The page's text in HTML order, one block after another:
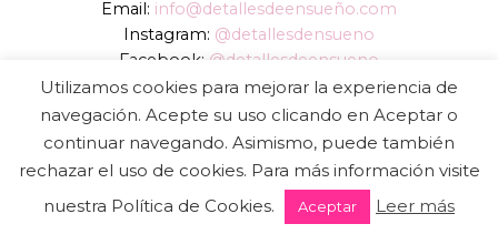
Email: info@detallesdeensueño.com
Instagram: @detallesdensueno
Facebook: @detallesdeensueno
TikTok: @detallesdensueno
Página web:www.detallesdeensueño.com
Copyright 2026 © DIGALOWEB.COM
Utilizamos cookies para mejorar la experiencia de
navegación. Acepte su uso clicando en Aceptar o
continuar navegando. Asimismo, puede también
rechazar el uso de cookies. Para más información visite
nuestra Política de Cookies.
Aceptar Leer más